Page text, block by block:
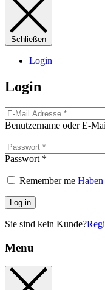
Schließen
Login
Login
Benutzername oder E-
Passwort *
Remember me Haben
Log in
Sie sind kein Kunde?
Menu